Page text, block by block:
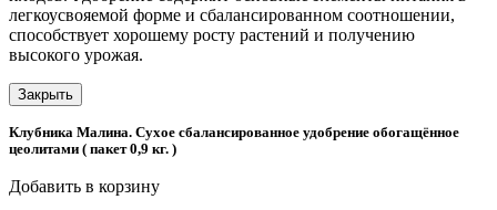
легкоусвояемой форме и сбалансированном соотношении,
способствует хорошему росту растений и получению
высокого урожая.
Закрыть
Клубника Малина. Сухое сбалансированное удобрение обогащённое
цеолитами ( пакет 0,9 кг. )
Добавить в корзину